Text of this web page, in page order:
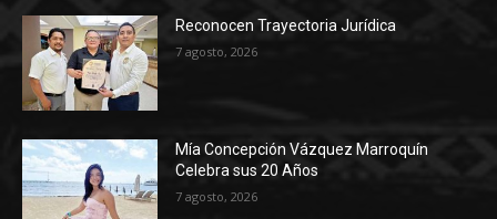
Reconocen Trayectoria Jurídica
7 agosto, 2026
Mía Concepción Vázquez Marroquín
Celebra sus 20 Años
7 agosto, 2026